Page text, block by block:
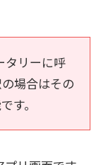
タリーに呼
場合はその
す。